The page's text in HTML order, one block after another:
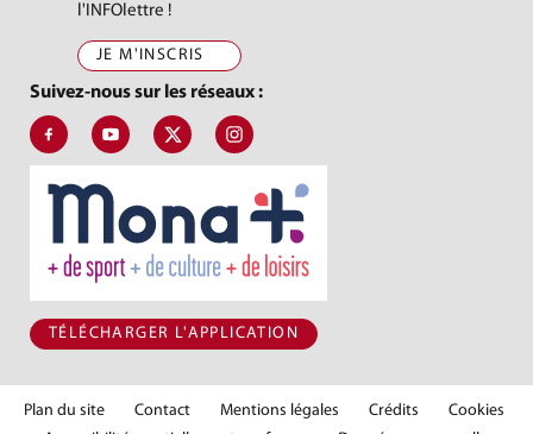
l'INFOlettre !
JE M'INSCRIS
Suivez-nous sur les réseaux :
Suivez-nous sur Facebook, J'aime le Pays de Montbéliard
Suivez-nous sur Youtube, Pays de Montbéliard
Suivez-nous sur X, Pays de Montbéliard
Suivez-nous sur Instagram, Pays de
TÉLÉCHARGER L'APPLICATION
Plan du site Contact Mentions légales Crédits
Cookies